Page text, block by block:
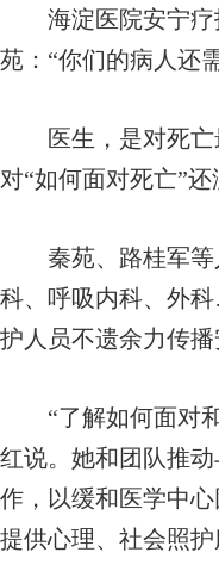
海淀医院安宁疗
苑：“你们的病人还
医生，是对死亡
对“如何面对死亡”还
秦苑、路桂军等人
科、呼吸内科、外
护人员不遗余力传播
“了解如何面对和
红说。她和团队推
作，以缓和医学中
提供心理、社会照